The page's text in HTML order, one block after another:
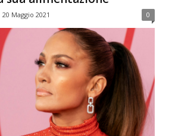
20 Maggio 2021 0